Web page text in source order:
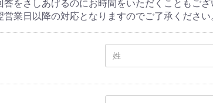
をさしあげるのにお時間をいただくこともござ
営業日以降の対応となりますのでご了承ください